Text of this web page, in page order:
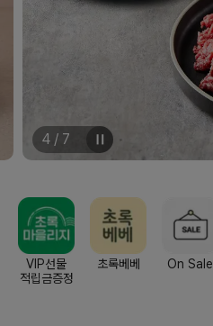
4 / 7
VIP선물
적립금증정
초록베베 On Sale